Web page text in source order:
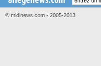
© midinews.com - 2005-2013